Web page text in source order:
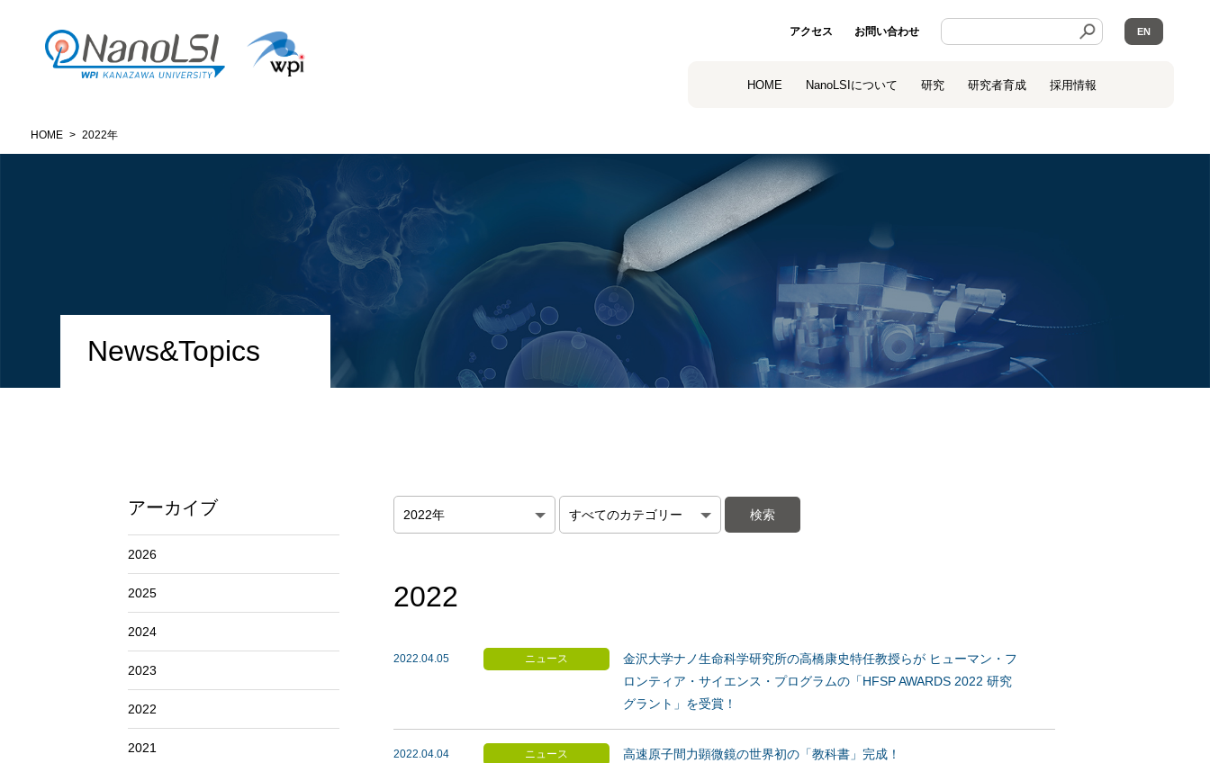
アクセス お問い合わせ EN
HOME NanoLSIについて 研究 研究者育成 採用情報
HOME > 2022年
News&Topics
アーカイブ
2026
2025
2024
2023
2022
2021
2022
2022.04.05 ニュース
金沢大学ナノ生命科学研究所の高橋康史特任教授らが ヒューマン・フ
ロンティア・サイエンス・プログラムの「HFSP AWARDS 2022 研究
グラント」を受賞！
2022.04.04 ニュース 高速原子間力顕微鏡の世界初の「教科書」完成！